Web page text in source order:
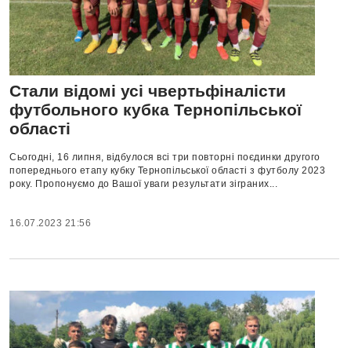
Стали відомі усі чвертьфіналісти
футбольного кубка Тернопільської
області
Сьогодні, 16 липня, відбулося всі три повторні поєдинки другого
попереднього етапу кубку Тернопільської області з футболу 2023
року. Пропонуємо до Вашої уваги результати зіграних...
16.07.2023 21:56